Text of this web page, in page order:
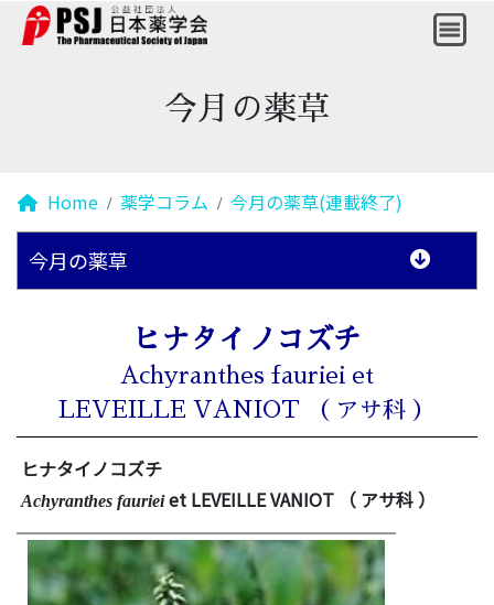
今月の薬草
Home 薬学コラム 今月の薬草(連載終了)
今月の薬草
ヒナタイノコズチ
Achyranthes fauriei et
LEVEILLE VANIOT （ アサ科 ）
ヒナタイノコズチ
Achyranthes fauriei et LEVEILLEVANIOT （ アサ科 ）